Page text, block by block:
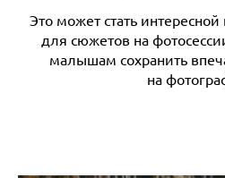
Это может стать
для сюжетов на
малышам сохранить
на